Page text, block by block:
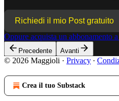
Richiedi il mio Post gratuito
Oppure acquista un abbonamento
Precedente Avanti
© 2026 Maggioli · Privacy ∙
Crea il tuo Substack